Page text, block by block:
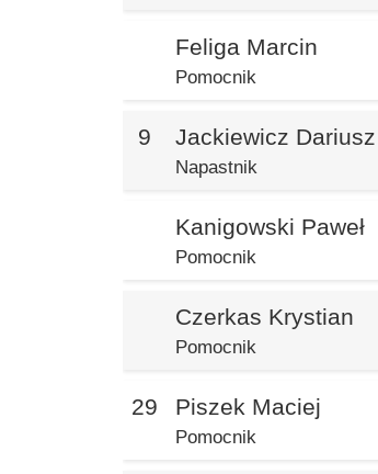
Feliga Marcin
Pomocnik
9 Jackiewicz Dariusz
Napastnik
Kanigowski Paweł
Pomocnik
Czerkas Krystian
Pomocnik
29 Piszek Maciej
Pomocnik